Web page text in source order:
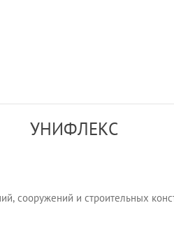
УНИФЛЕКС
сооружений и строительных